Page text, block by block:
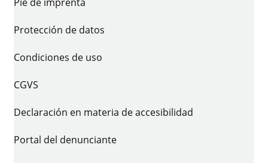
Protección de datos
Condiciones de uso
CGVS
Declaración en materia de accesibilidad
Portal del denunciante